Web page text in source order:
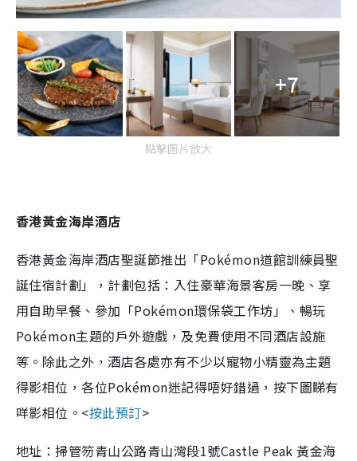
+7
點擊圖片放大
香港黃金海岸酒店
香港黃金海岸酒店聖誕節推出「Pokémon道館訓練員聖
誕住宿計劃」，計劃包括：入住豪華海景客房一晚、享
用自助早餐、參加「Pokémon環保袋工作坊」、暢玩
Pokémon主題的戶外遊戲，及免費使用不同酒店設施
等。除此之外，酒店各處亦有不少以寵物小精靈為主題
得影相位，各位Pokémon迷記得唔好錯過，按下圖睇有
咩影相位。<按此預訂>
地址：掃管笏青山公路青山灣段1號Castle Peak 黃金海